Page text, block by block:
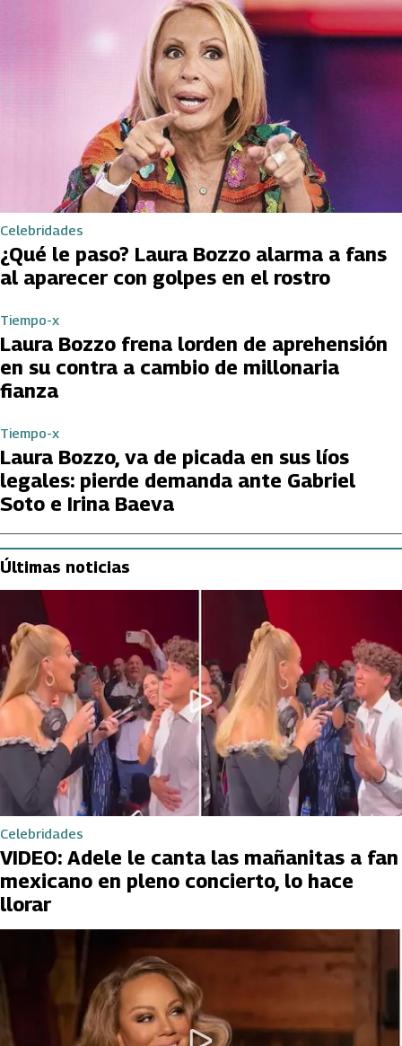
Celebridades
¿Qué le paso? Laura Bozzo alarma a fans
al aparecer con golpes en el rostro
Tiempo-x
Laura Bozzo frena lorden de aprehensión
en su contra a cambio de millonaria
fianza
Tiempo-x
Laura Bozzo, va de picada en sus líos
legales: pierde demanda ante Gabriel
Soto e Irina Baeva
Últimas noticias
Celebridades
VIDEO: Adele le canta las mañanitas a fan
mexicano en pleno concierto, lo hace
llorar